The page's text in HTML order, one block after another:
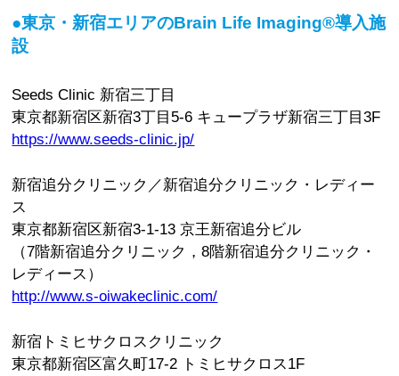
●東京・新宿エリアのBrain Life Imaging®導入施
設
Seeds Clinic 新宿三丁目
東京都新宿区新宿3丁目5-6 キュープラザ新宿三丁目3F
https://www.seeds-clinic.jp/
新宿追分クリニック／新宿追分クリニック・レディー
ス
東京都新宿区新宿3-1-13 京王新宿追分ビル
（7階新宿追分クリニック，8階新宿追分クリニック・
レディース）
http://www.s-oiwakeclinic.com/
新宿トミヒサクロスクリニック
東京都新宿区富久町17-2 トミヒサクロス1F